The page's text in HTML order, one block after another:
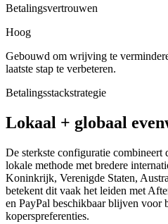
Betalingsvertrouwen
Hoog
Gebouwd om wrijving te
laatste stap te verbeteren.
Betalingsstackstrategie
Lokaal + globaal
De sterkste configuratie combineert
lokale methode met bredere
Koninkrijk, Verenigde Staten,
betekent dit vaak het leiden met
en PayPal beschikbaar blijven voor
koperspreferenties.